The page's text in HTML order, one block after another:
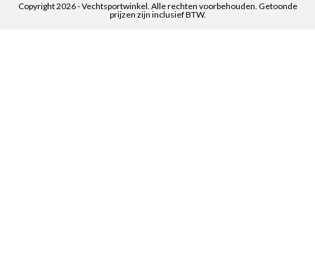
Copyright 2026 - Vechtsportwinkel. Alle rechten voorbehouden. Getoonde
prijzen zijn inclusief BTW.